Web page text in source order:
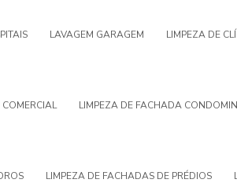
LAVAGEM GARAGEM LIMPEZA DE
LIMPEZA DE FACHADA
LIMPEZA DE FACHADAS DE PRÉDIOS